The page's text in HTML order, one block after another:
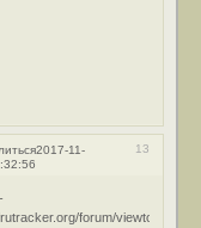
13
2017-11-
forum/